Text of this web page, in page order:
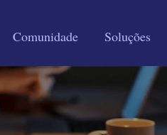
Comunidade Soluções